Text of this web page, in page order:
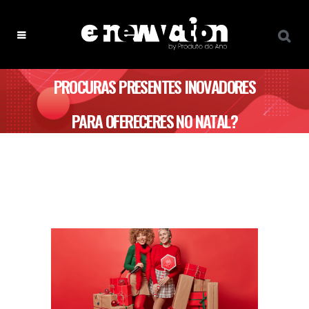
PROCURAS PRESENTES INOVADORES
PARA OFERECERES NO NATAL?